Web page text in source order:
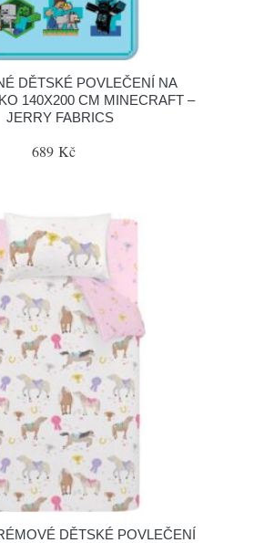
DĚTSKÉ POVLEČENÍ NA
140X200 CM MINECRAFT –
JERRY FABRICS
689 Kč
DĚTSKÉ POVLEČENÍ